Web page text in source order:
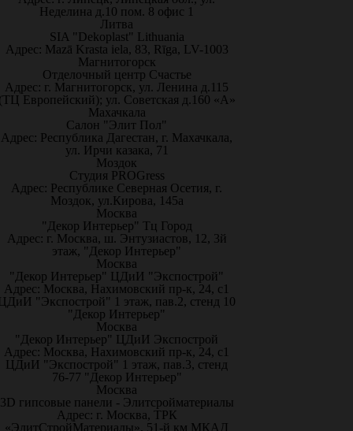
Неделина д.10 пом. 8 офис 1
Литва
SIA "Dekoplast" Lithuania
Адрес: Mazā Krasta iela, 83, Rīga, LV-1003
Магнитогорск
Отделочный центр Счастье
Адрес: г. Магнитогорск, ул. Ленина д.115
Европейский); ул. Советская д.160 «А»
Махачкала
Салон "Элит Пол"
Адрес: Республика Дагестан, г. Махачкала,
ул. Ирчи казака, 71
Моздок
Студия PROGress
Адрес: Республике Северная Осетия, г.
Моздок, ул.Кирова, 145а
Москва
"Декор Интерьер" Тц Город
Адрес: г. Москва, ш. Энтузиастов, 12, 3й
этаж, "Декор Интерьер"
Москва
"Декор Интерьер" ЦДиИ "Экспострой"
Адрес: Москва, Нахимовский пр-к, 24, с1
"Экспострой" 1 этаж, пав.2, стенд 10
"Декор Интерьер"
Москва
"Декор Интерьер" ЦДиИ Экспострой
Адрес: Москва, Нахимовский пр-к, 24, с1
ЦДиИ "Экспострой" 1 этаж, пав.3, стенд
76-77 "Декор Интерьер"
Москва
3D гипсовые панели - Элитсройматериалы
Адрес: г. Москва, ТРК
«ЭлитСтройМатериалы», 51-й км МКАД